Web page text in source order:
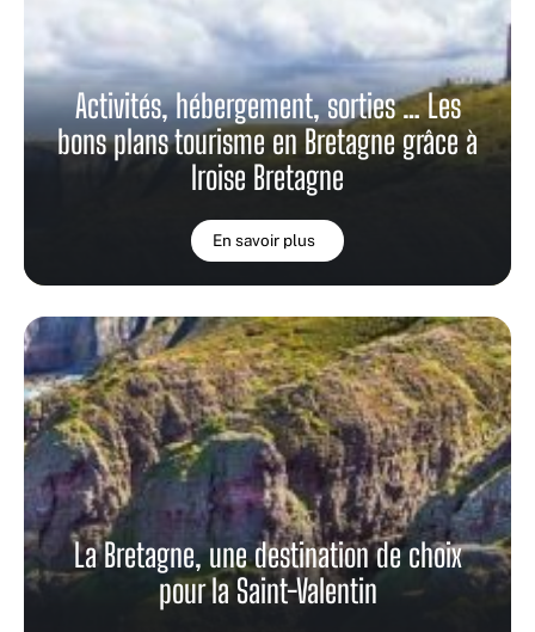
Activités, hébergement, sorties … Les
bons plans tourisme en Bretagne grâce à
Iroise Bretagne
En savoir plus
La Bretagne, une destination de choix
pour la Saint-Valentin